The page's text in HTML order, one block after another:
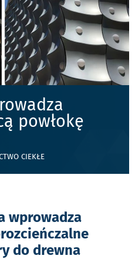
powłokę
CIEKŁE
wprowadza
do drewna